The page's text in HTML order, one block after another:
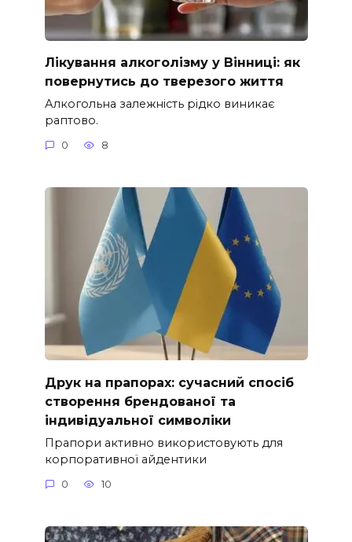
Лікування алкоголізму у Вінниці: як
повернутись до тверезого життя
Алкогольна залежність рідко виникає
раптово.
0 8
Друк на прапорах: сучасний спосіб
створення брендованої та
індивідуальної символіки
Прапори активно використовують для
корпоративної айдентики
0 10